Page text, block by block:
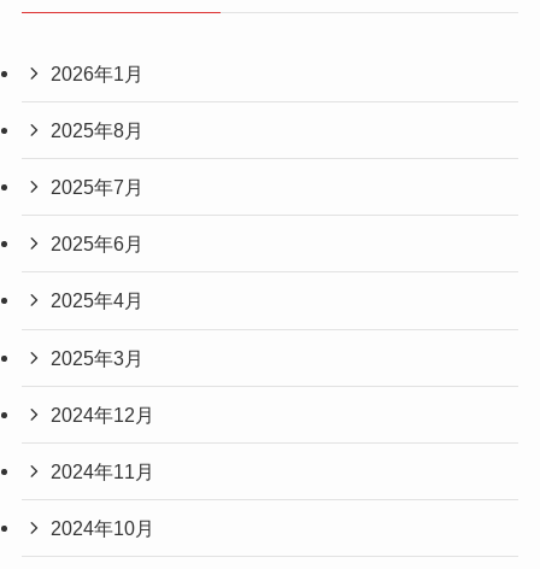
2026年1月
2025年8月
2025年7月
2025年6月
2025年4月
2025年3月
2024年12月
2024年11月
2024年10月